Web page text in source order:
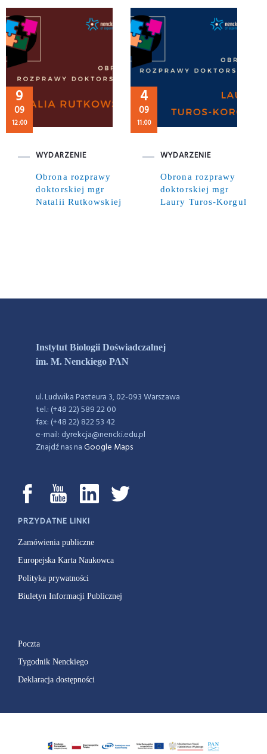
9
09
12:00
WYDARZENIE
Obrona rozprawy
doktorskiej mgr
Natalii Rutkowskiej
4
09
11:00
WYDARZENIE
Obrona rozprawy
doktorskiej mgr
Laury Turos-Korgul
Instytut Biologii Doświadczalnej
im. M. Nenckiego PAN
ul. Ludwika Pasteura 3, 02-093 Warszawa
tel.: (+48 22) 589 22 00
fax: (+48 22) 822 53 42
e-mail: dyrekcja@nencki.edu.pl
Znajdź nas naGoogle Maps
PRZYDATNE LINKI
Zamówienia publiczne
Europejska Karta Naukowca
Polityka prywatności
Biuletyn Informacji Publicznej
Poczta
Tygodnik Nenckiego
Deklaracja dostępności